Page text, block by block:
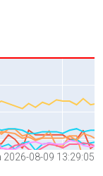
08-09 13:29:05